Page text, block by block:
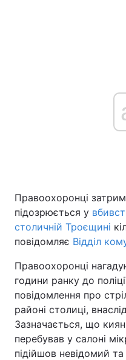
Правоохоронці
підозрюється у
столичній Троєщині
повідомляє Відділ
Правоохоронці
години ранку до
повідомлення про
районі столиці,
Зазначається, що
перебував у салоні
підійшов невідомий та